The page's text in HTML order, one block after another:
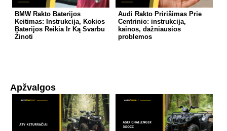
BMW Rakto Baterijos
Keitimas: Instrukcija, Kokios
Baterijos Reikia Ir Ką Svarbu
Žinoti
Audi Rakto Pririšimas Prie
Centrinio: instrukcija,
kainos, dažniausios
problemos
Apžvalgos